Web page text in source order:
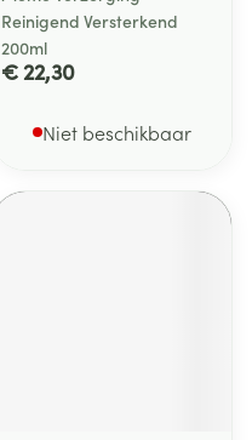
Reinigend Versterkend
200ml
€ 22,30
Niet beschikbaar